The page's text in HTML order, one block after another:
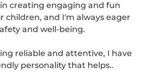
creating engaging and fun
children, and I'm always eager
and well-being.
reliable and attentive, I have
personality that helps..